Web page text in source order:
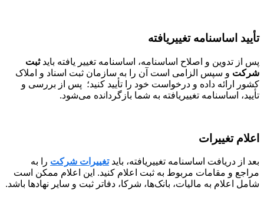
تأیید اساسنامه تغییریافته
پس از تدوین و اصلاح اساسنامه، اساسنامه تغییر یافته بایدثبت
شرکت و سپس الزامی است آن را به سازمان ثبت اسناد و املاک
کشور ارائه داده و درخواست خود را تأیید کنید؛ پس از بررسی و
تأیید، اساسنامه تغییریافته به شما بازگردانده می‌شود.
اعلام تغییرات
بعد از دریافت اساسنامه تغییریافته، بایدتغییرات شرکت را به
مراجع و مقامات مربوط به ثبت اعلام کنید. این اعلام ممکن است
شامل اعلام به مالیات، بانک‌ها، شرکا، دفاتر ثبت و سایر نهادها باشد.